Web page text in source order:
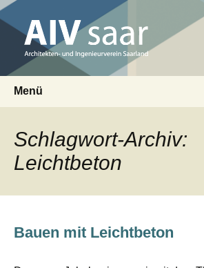
AIV saar
Architekten- und
Menü
Inhalt
springen
Schlagwort-Archiv:
Leichtbeton
Bauen mit Leichtbeton